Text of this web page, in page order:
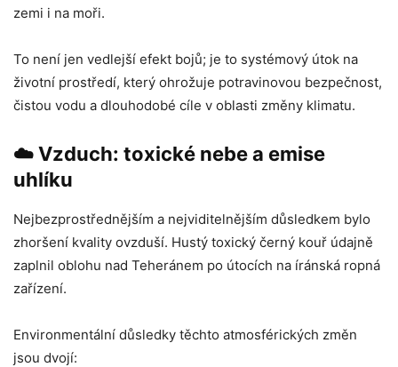
zemi i na moři.
To není jen vedlejší efekt bojů; je to systémový útok na
životní prostředí, který ohrožuje potravinovou bezpečnost,
čistou vodu a dlouhodobé cíle v oblasti změny klimatu.
☁️ Vzduch: toxické nebe a emise
uhlíku
Nejbezprostřednějším a nejviditelnějším důsledkem bylo
zhoršení kvality ovzduší. Hustý toxický černý kouř údajně
zaplnil oblohu nad Teheránem po útocích na íránská ropná
zařízení.
Environmentální důsledky těchto atmosférických změn
jsou dvojí: